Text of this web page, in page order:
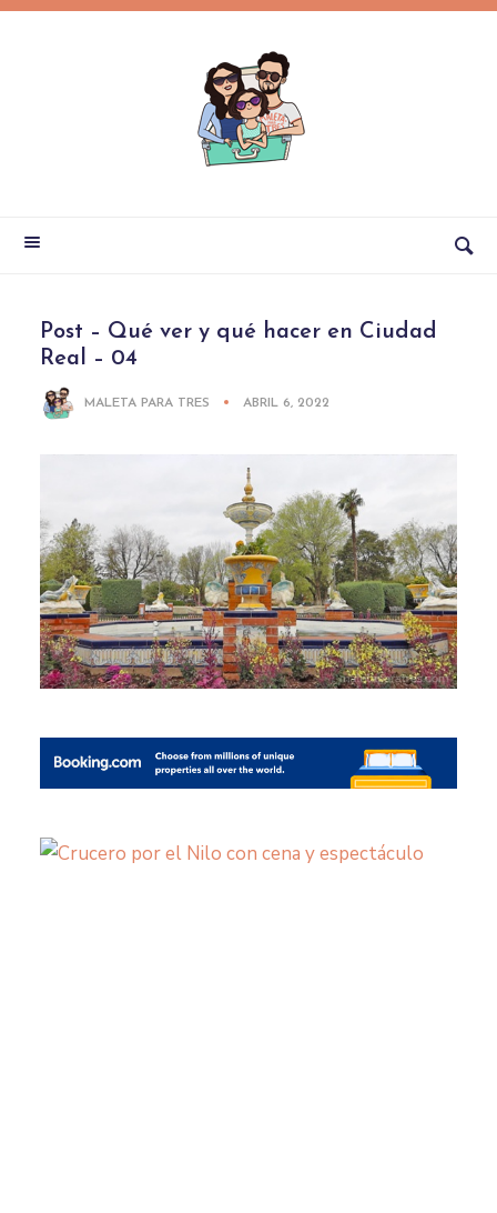
Post – Qué ver y qué hacer en Ciudad
Real – 04
MALETA PARA TRES ABRIL 6, 2022